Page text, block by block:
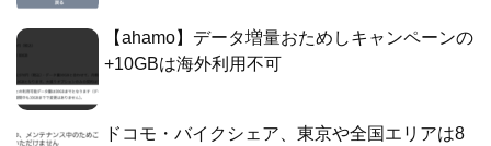
【ahamo】データ増量おためしキャンペーンの
+10GBは海外利用不可
ドコモ・バイクシェア、東京や全国エリアは8